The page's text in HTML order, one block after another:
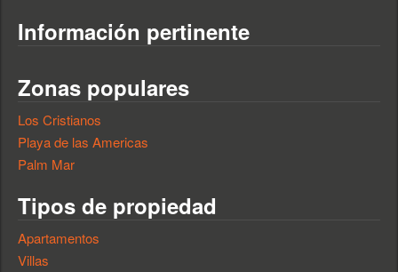
Información pertinente
Zonas populares
Los Cristianos
Playa de las Americas
Palm Mar
Tipos de propiedad
Apartamentos
Villas